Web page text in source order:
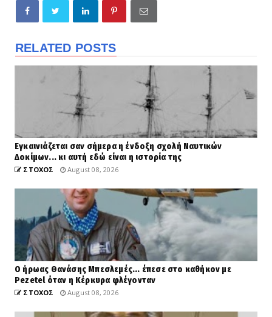
RELATED POSTS
Eγκαινιάζεται σαν σήμερα η ένδοξη σχολή Ναυτικών
Δοκίμων... κι αυτή εδώ είναι η ιστορία της
ΣΤΟΧΟΣ August 08, 2026
Ο ήρωας Θανάσης Μπεσλεμές... έπεσε στο καθήκον με
Pezetel όταν η Κέρκυρα φλέγονταν
ΣΤΟΧΟΣ August 08, 2026